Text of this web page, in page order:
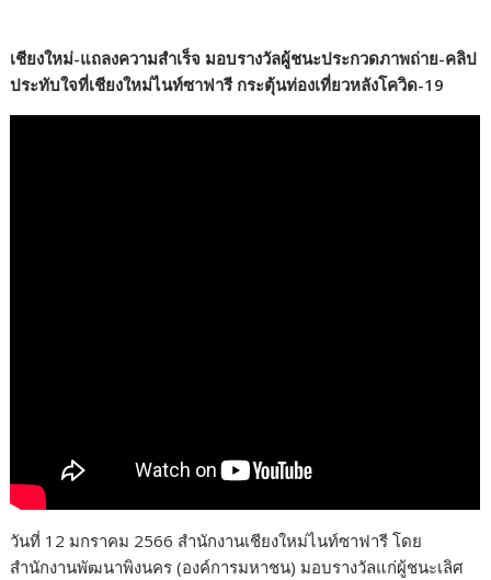
เชียงใหม่-แถลงความสำเร็จ มอบรางวัลผู้ชนะประกวดภาพถ่าย-คลิป
ประทับใจที่เชียงใหม่ไนท์ซาฟารี กระตุ้นท่องเที่ยวหลังโควิด-19
วันที่ 12 มกราคม 2566 สำนักงานเชียงใหม่ไนท์ซาฟารี โดย
สำนักงานพัฒนาพิงนคร (องค์การมหาชน) มอบรางวัลแก่ผู้ชนะเลิศ